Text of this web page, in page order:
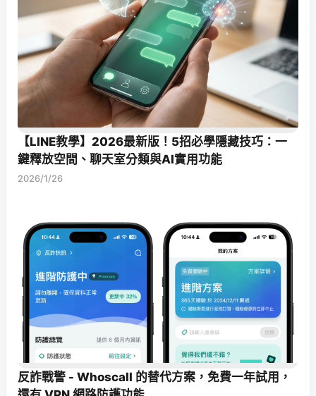
【LINE教學】2026最新版！5招必學隱藏技巧：一
鍵釋放空間、聊天室分類與AI實用功能
2026/1/26
反詐戰警 - Whoscall 的替代方案，免費一年試用，